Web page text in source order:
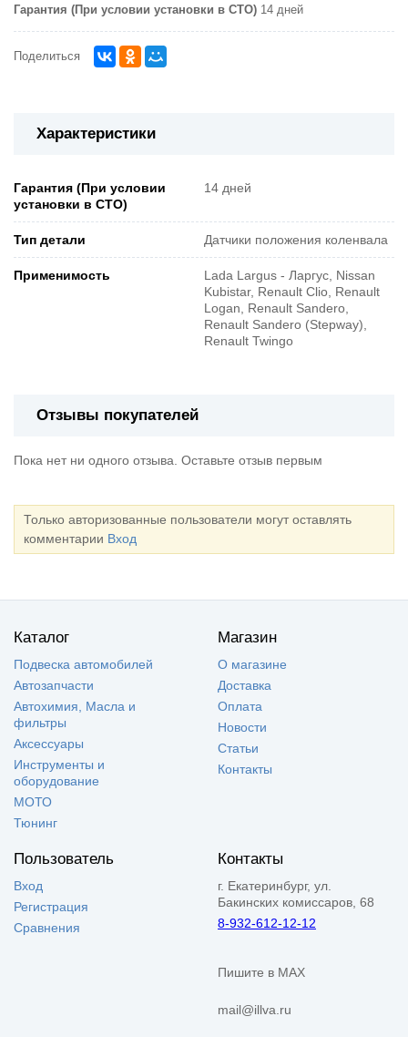
Гарантия (При условии установки в СТО) 14 дней
Поделиться
Характеристики
Гарантия (При условии
установки в СТО)
14 дней
Тип детали Датчики положения коленвала
Применимость
Lada Largus - Ларгус, Nissan
Kubistar, Renault Clio, Renault
Logan, Renault Sandero,
Renault Sandero (Stepway),
Renault Twingo
Отзывы покупателей
Пока нет ни одного отзыва. Оставьте отзыв первым
Только авторизованные пользователи могут оставлять
комментарии Вход
Каталог
Подвеска автомобилей
Автозапчасти
Автохимия, Масла и
фильтры
Аксессуары
Инструменты и
оборудование
МОТО
Тюнинг
Магазин
О магазине
Доставка
Оплата
Новости
Статьи
Контакты
Пользователь
Вход
Регистрация
Сравнения
Контакты
г. Екатеринбург, ул.
Бакинских комиссаров, 68
8-932-612-12-12
Пишите в MAX
mail@illva.ru